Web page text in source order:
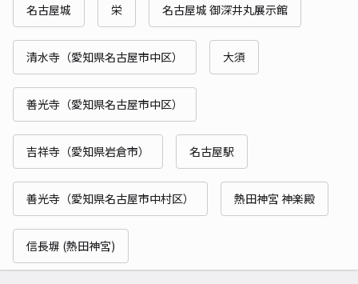
名古屋城 栄 名古屋城 御深井丸展示館
清水寺（愛知県名古屋市中区） 大須
善光寺（愛知県名古屋市中区）
吉祥寺（愛知県岩倉市） 名古屋駅
善光寺（愛知県名古屋市中村区） 熱田神宮 神楽殿
信長塀 (熱田神宮)